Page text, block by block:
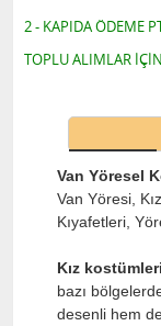
2 - KAPIDA ÖDEME
TOPLU ALIMLAR
Van Yöresel
Van Yöresi,
Kıyafetleri,
Kız
bazı
desenli hem